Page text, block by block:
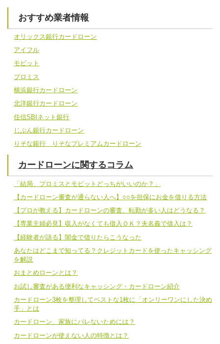
おすすめ業者情報
オリックス銀行カードローン
アイフル
モビット
プロミス
横浜銀行カードローン
北洋銀行カードローン
住信SBIネット銀行
じぶん銀行カードローン
りそな銀行 りそなプレミアムカードローン
カードローンに関するコラム
「結局、プロミスとモビットどっちがいいのか？」
【カードローン審査が通らない人へ】○○を担保にお金を借りる方法
【プロが教える】カードローンの審査、転勤が多い人はどうなる？
【専業主婦必見】収入がなくても借入ＯＫ？夫名義で借入は？
【経験者が語る】闇金で借りたらこうなった
あなたはどこまで知ってる？クレジットカードを使ったキャッシング
を解説
おまとめローンとは？
お試し審査がある便利なキャッシング・カードローン紹介
カードローン3枚を整理してベストな1枚に「オンリーワンにした決め
手」とは
カードローン、家族にバレないためには？
カードローンが使えない人の特徴とは？